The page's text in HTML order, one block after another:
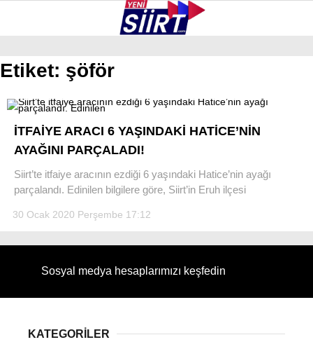
GALERİ VİDEO YAZARLAR
KURTALAN
ERUH
BAYKAN
PERVARI
Etiket: şöför
İTFAİYE ARACI 6 YAŞINDAKİ HATİCE’NİN
AYAĞINI PARÇALADI!
Siirt’te itfaiye aracının ezdiği 6 yaşındaki Hatice’nin ayağı
parçalandı. Edinilen bilgilere göre, Siirt’in Eruh ilçesi
30 Ocak 2020 Perşembe 17:12
Sosyal medya hesaplarımızı keşfedin
KATEGORİLER